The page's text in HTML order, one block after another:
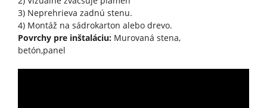
3) Neprehrieva zadnú stenu.
4) Montáž na sádrokarton alebo drevo.
Povrchy pre inštaláciu:Murovaná stena,
betón,panel